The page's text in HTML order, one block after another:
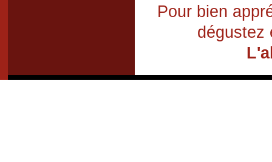
Pour bien
dégustez